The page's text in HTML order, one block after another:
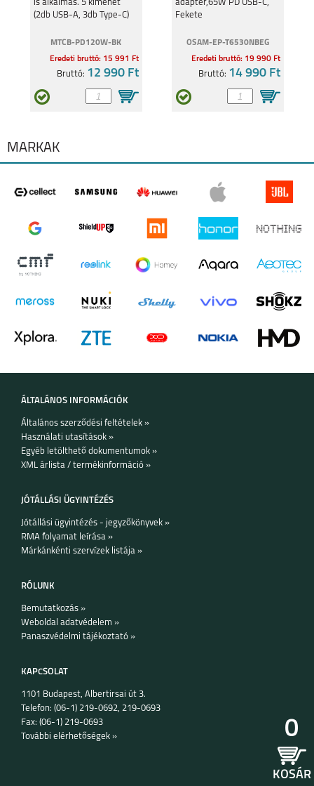
is alkalmas. 5 kimenet
(2db USB-A, 3db Type-C)
MTCB-PD120W-BK
Eredeti bruttó: 15 991 Ft
Bruttó: 12 990 Ft
adapter,65W PD USB-C,
Fekete
OSAM-EP-T6530NBEG
Eredeti bruttó: 19 990 Ft
Bruttó: 14 990 Ft
MÁRKÁK
ÁLTALÁNOS INFORMÁCIÓK
Általános szerződési feltételek »
Használati utasítások »
Egyéb letölthető dokumentumok »
XML árlista / termékinformáció »
JÓTÁLLÁSI ÜGYINTÉZÉS
Jótállási ügyintézés - jegyzőkönyvek »
RMA folyamat leírása »
Márkánkénti szervízek listája »
RÓLUNK
Bemutatkozás »
Weboldal adatvédelem »
Panaszvédelmi tájékoztató »
KAPCSOLAT
1101 Budapest, Albertirsai út 3.
Telefon: (06-1) 219-0692, 219-0693
Fax: (06-1) 219-0693
További elérhetőségek »
0
KOSÁR